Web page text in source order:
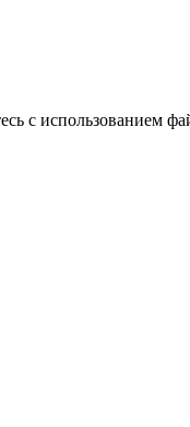
с использованием